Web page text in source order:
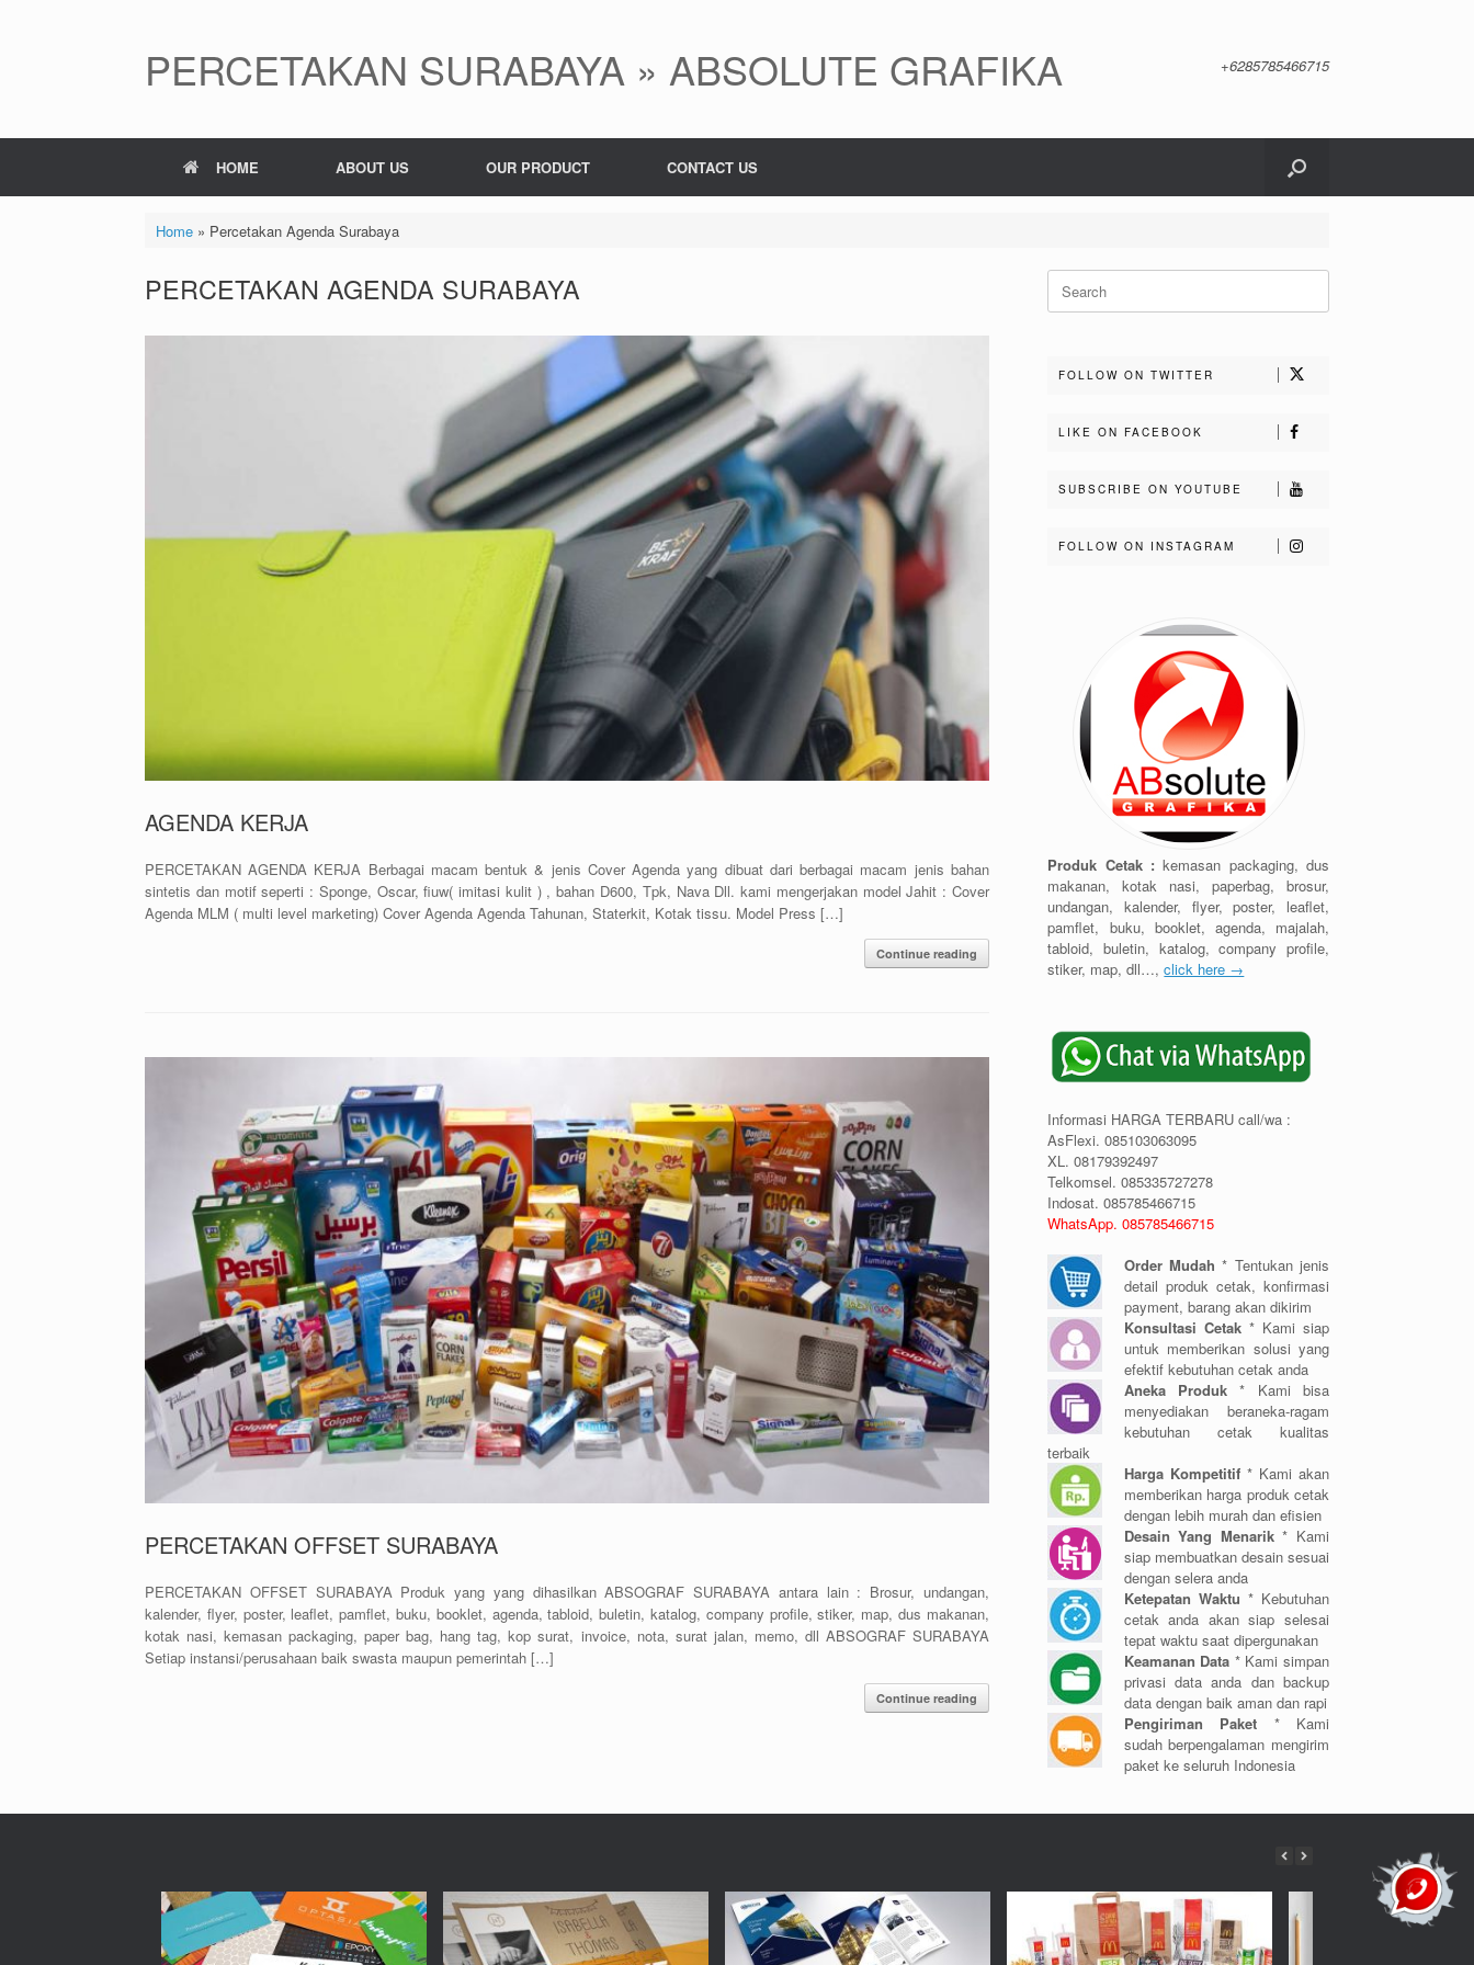
PERCETAKAN SURABAYA » ABSOLUTE GRAFIKA +6285785466715
HOME ABOUT US OUR PRODUCT CONTACT US
Home» Percetakan Agenda Surabaya
PERCETAKAN AGENDA SURABAYA
AGENDA KERJA
PERCETAKAN AGENDA KERJA Berbagai macam bentuk & jenis Cover Agenda yang dibuat dari berbagai macam jenis bahan
sintetis dan motif seperti : Sponge, Oscar, fiuw( imitasi kulit ) , bahan D600, Tpk, Nava Dll. kami mengerjakan model Jahit : Cover
Agenda MLM ( multi level marketing) Cover Agenda Agenda Tahunan, Staterkit, Kotak tissu. Model Press […]
Continue reading
PERCETAKAN OFFSET SURABAYA
PERCETAKAN OFFSET SURABAYA Produk yang yang dihasilkan ABSOGRAF SURABAYA antara lain : Brosur, undangan,
kalender, flyer, poster, leaflet, pamflet, buku, booklet, agenda, tabloid, buletin, katalog, company profile, stiker, map, dus makanan,
kotak nasi, kemasan packaging, paper bag, hang tag, kop surat, invoice, nota, surat jalan, memo, dll ABSOGRAF SURABAYA
Setiap instansi/perusahaan baik swasta maupun pemerintah […]
Continue reading
Search
for:
FOLLOW ON TWITTER
LIKE ON FACEBOOK
SUBSCRIBE ON YOUTUBE
FOLLOW ON INSTAGRAM
Produk Cetak : kemasan packaging, dus
makanan, kotak nasi, paperbag, brosur,
undangan, kalender, flyer, poster, leaflet,
pamflet, buku, booklet, agenda, majalah,
tabloid, buletin, katalog, company profile,
stiker, map, dll…,click here →
Informasi HARGA TERBARU call/wa :
AsFlexi. 085103063095
XL. 08179392497
Telkomsel. 085335727278
Indosat. 085785466715
WhatsApp. 085785466715
Order Mudah * Tentukan jenis
detail produk cetak, konfirmasi
payment, barang akan dikirim
Konsultasi Cetak* Kami siap
untuk memberikan solusi yang
efektif kebutuhan cetak anda
Aneka Produk* Kami bisa
menyediakan beraneka-ragam
kebutuhan cetak kualitas
terbaik
Harga Kompetitif* Kami akan
memberikan harga produk cetak
dengan lebih murah dan efisien
Desain Yang Menarik* Kami
siap membuatkan desain sesuai
dengan selera anda
Ketepatan Waktu * Kebutuhan
cetak anda akan siap selesai
tepat waktu saat dipergunakan
Keamanan Data * Kami simpan
privasi data anda dan backup
data dengan baik aman dan rapi
Pengiriman Paket * Kami
sudah berpengalaman mengirim
paket ke seluruh Indonesia